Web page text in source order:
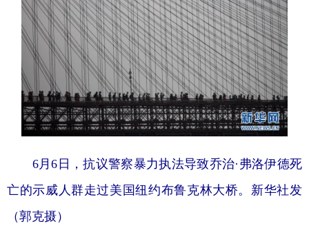
多语种频道
English Español Français عربى
Русский язык 日本語 한국어
Deutsch Português
6月6日，抗议警察暴力执法导致乔治·弗洛伊德死
亡的示威人群走过美国纽约布鲁克林大桥。新华社发
（郭克摄）